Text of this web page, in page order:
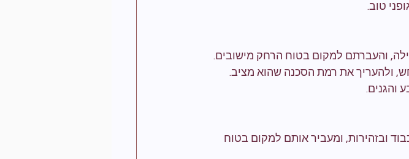
טוב.
והעברתם למקום בטוח הרחק מישובים.
ולהעריך את רמת הסכנה שהוא מציב.
והגנים.
ובזהירות, ומעביר אותם למקום בטוח